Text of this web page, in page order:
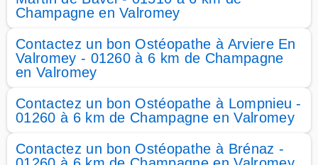
Champagne en Valromey
Contactez un bon Ostéopathe à Arviere En
Valromey - 01260 à 6 km de Champagne
en Valromey
Contactez un bon Ostéopathe à Lompnieu -
01260 à 6 km de Champagne en Valromey
Contactez un bon Ostéopathe à Brénaz -